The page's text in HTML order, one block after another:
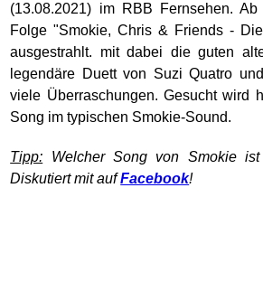
(13.08.2021) im RBB Fernsehen.
Folge "Smokie, Chris & Friends -
ausgestrahlt. mit dabei die guten
legendäre Duett von Suzi Quatro
viele Überraschungen. Gesucht wird
Song im typischen Smokie-Sound.
Tipp: Welcher Song von Smokie
Diskutiert mit aufFacebook!